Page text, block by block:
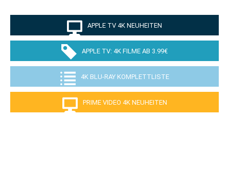
APPLE TV 4K NEUHEITEN
APPLE TV: 4K FILME AB 3.99€
4K BLU-RAY KOMPLETTLISTE
PRIME VIDEO 4K NEUHEITEN